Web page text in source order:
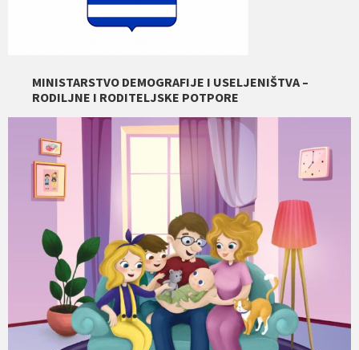
MINISTARSTVO DEMOGRAFIJE I USELJENIŠTVA –
RODILJNE I RODITELJSKE POTPORE